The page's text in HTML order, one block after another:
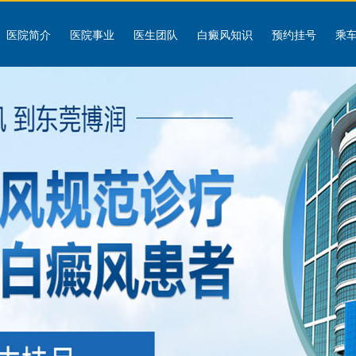
医院简介 医院事业 医生团队 白癜风知识 预约挂号 乘